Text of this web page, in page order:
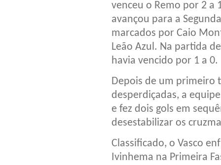
venceu o Remo por 2 a
avançou para a
marcados por Caio
Leão Azul. Na partida
havia vencido por 1 a 0.
Depois de um primeiro
desperdiçadas, a
e fez dois gols em
desestabilizar os
Classificado, o Vasco
Ivinhema na Primeira